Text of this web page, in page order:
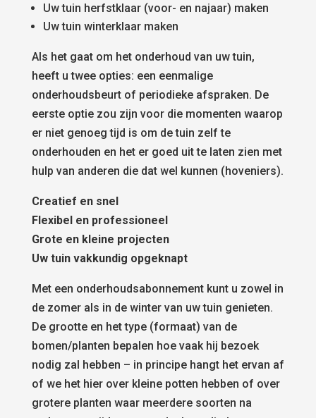
Uw tuin herfstklaar (voor- en najaar) maken
Uw tuin winterklaar maken
Als het gaat om het onderhoud van uw tuin,
heeft u twee opties: een eenmalige
onderhoudsbeurt of periodieke afspraken. De
eerste optie zou zijn voor die momenten waarop
er niet genoeg tijd is om de tuin zelf te
onderhouden en het er goed uit te laten zien met
hulp van anderen die dat wel kunnen (hoveniers).
Creatief en snel
Flexibel en professioneel
Grote en kleine projecten
Uw tuin vakkundig opgeknapt
Met een onderhoudsabonnement kunt u zowel in
de zomer als in de winter van uw tuin genieten.
De grootte en het type (formaat) van de
bomen/planten bepalen hoe vaak hij bezoek
nodig zal hebben – in principe hangt het ervan af
of we het hier over kleine potten hebben of over
grotere planten waar meerdere soorten na